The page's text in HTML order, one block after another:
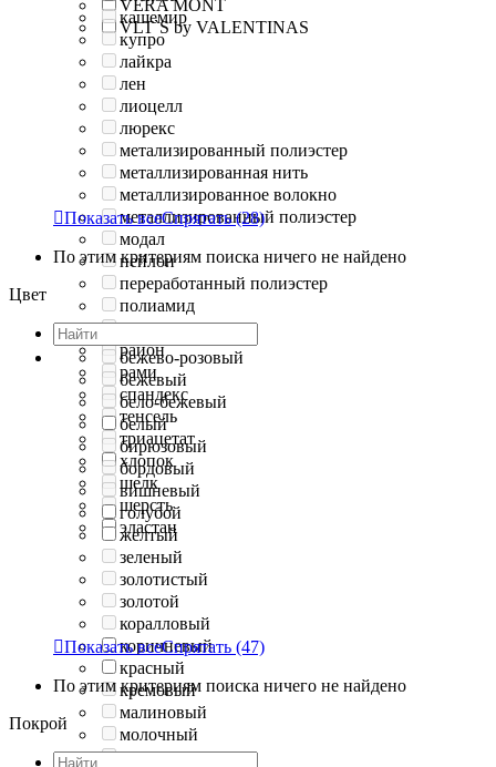
VERA MONT
VLT`S by VALENTINAS
кашемир
купро
лайкра
лен
лиоцелл
люрекс
метализированный полиэстер
металлизированная нить
металлизированное волокно
металлизированный полиэстер
модал
нейлон
переработанный полиэстер
полиамид
полиэстер
район
рами
спандекс
тенсель
триацетат
хлопок
шелк
шерсть
эластан
Показать всеСпрятать(28)
По этим критериям поиска ничего не найдено
Цвет
бежево-розовый
бежевый
бело-бежевый
белый
бирюзовый
бордовый
вишневый
голубой
желтый
зеленый
золотистый
золотой
коралловый
коричневый
красный
кремовый
малиновый
молочный
морская волна
Показать всеСпрятать (47)
По этим критериям поиска ничего не найдено
Покрой